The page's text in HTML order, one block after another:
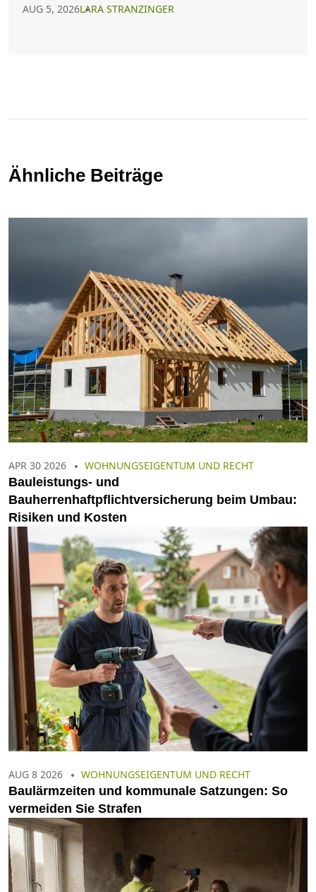
AUG 5, 2026LARA STRANZINGER
Ähnliche Beiträge
APR 30 2026 WOHNUNGSEIGENTUM UND RECHT
Bauleistungs- und
Bauherrenhaftpflichtversicherung beim Umbau:
Risiken und Kosten
AUG 8 2026 WOHNUNGSEIGENTUM UND RECHT
Baulärmzeiten und kommunale Satzungen: So
vermeiden Sie Strafen